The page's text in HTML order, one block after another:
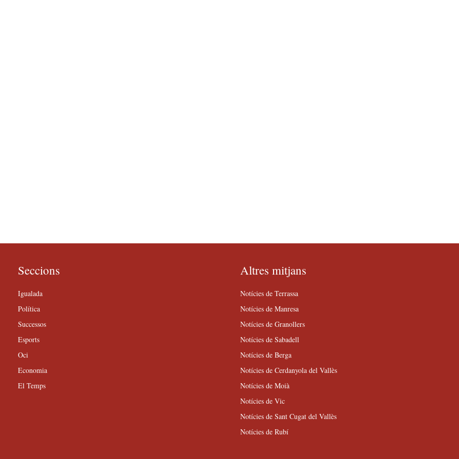
Seccions
Igualada
Política
Successos
Esports
Oci
Economia
El Temps
Altres mitjans
Notícies de Terrassa
Notícies de Manresa
Notícies de Granollers
Notícies de Sabadell
Notícies de Berga
Notícies de Cerdanyola del Vallès
Notícies de Moià
Notícies de Vic
Notícies de Sant Cugat del Vallès
Notícies de Rubí